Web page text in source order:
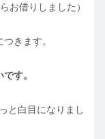
お借りしました）
きます。
す。
と白目になりまし